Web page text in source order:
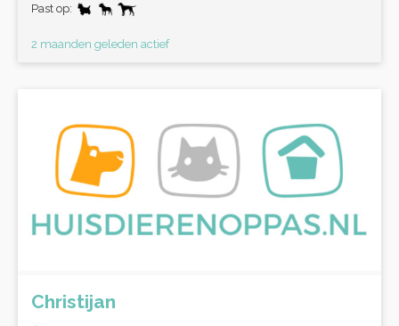
Past op:
2 maanden geleden actief
Christijan